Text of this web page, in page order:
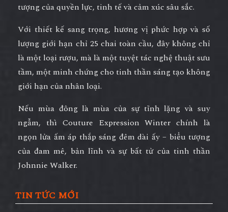
tượng của quyền lực, tinh tế và cảm xúc sâu sắc.
Với thiết kế sang trọng, hương vị phức hợp và số
lượng giới hạn chỉ 25 chai toàn cầu, đây không chỉ
là một loại rượu, mà là một tuyệt tác nghệ thuật sưu
tầm, một minh chứng cho tinh thần sáng tạo không
giới hạn của nhân loại.
Nếu mùa đông là mùa của sự tĩnh lặng và suy
ngẫm, thì Couture Expression Winter chính là
ngọn lửa ấm áp thắp sáng đêm dài ấy – biểu tượng
củađam mê, bản lĩnh và sự bất tử của tinh thần
Johnnie Walker.
TIN TỨC MỚI